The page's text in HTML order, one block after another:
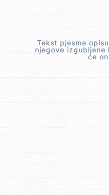
Tekst pjesme
njegove izgubljene
će